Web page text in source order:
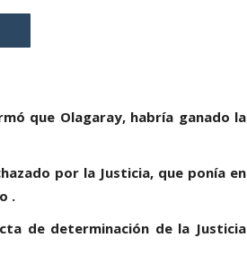
que Olagaray, habría ganado la
por la Justicia, que ponía en
.
de determinación de la Justicia